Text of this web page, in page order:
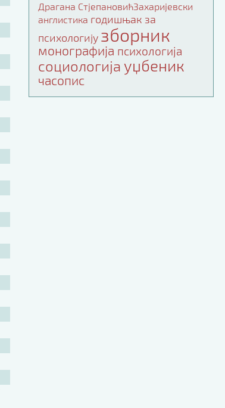
Драгана СтјепановићЗахаријевски
англистика годишњак за
психологију зборник
монографија психологија
социологија уџбеник
часопис